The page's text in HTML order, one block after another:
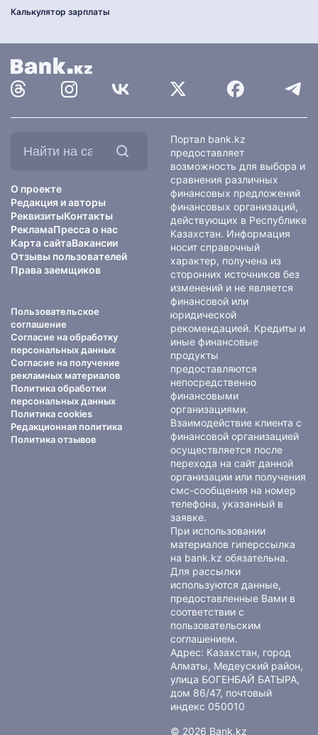
Калькулятор зарплаты
О проекте
Редакция и авторы
РеквизитыКонтакты
РекламаПресса о нас
Карта сайтаВакансии
Отзывы пользователей
Права заемщиков
Пользовательское
соглашение
Согласие на обработку
персональных данных
Согласие на получение
рекламных материалов
Политика обработки
персональных данных
Политика cookies
Редакционная политика
Политика отзывов
Портал bank.kz
предоставляет
возможность для выбора и
сравнения различных
финансовых предложений
финансовых организаций,
действующих в Республике
Казахстан. Информация
носит справочный
характер, получена из
сторонних источников без
изменений и не является
финансовой или
юридической
рекомендацией. Кредиты и
иные финансовые
продукты
предоставляются
непосредственно
финансовыми
организациями.
Взаимодействие клиента с
финансовой организацией
осуществляется после
перехода на сайт данной
организации или получения
смс-сообщения на номер
телефона, указанный в
заявке.
При использовании
материалов гиперссылка
на bank.kz обязательна.
Для рассылки
используются данные,
предоставленные Вами в
соответствии с
пользовательским
соглашением.
Адрес: Казахстан, город
Алматы, Медеуский район,
улица БОГЕНБАЙ БАТЫРА,
дом 86/47, почтовый
индекс 050010
© 2026 Bank.kz